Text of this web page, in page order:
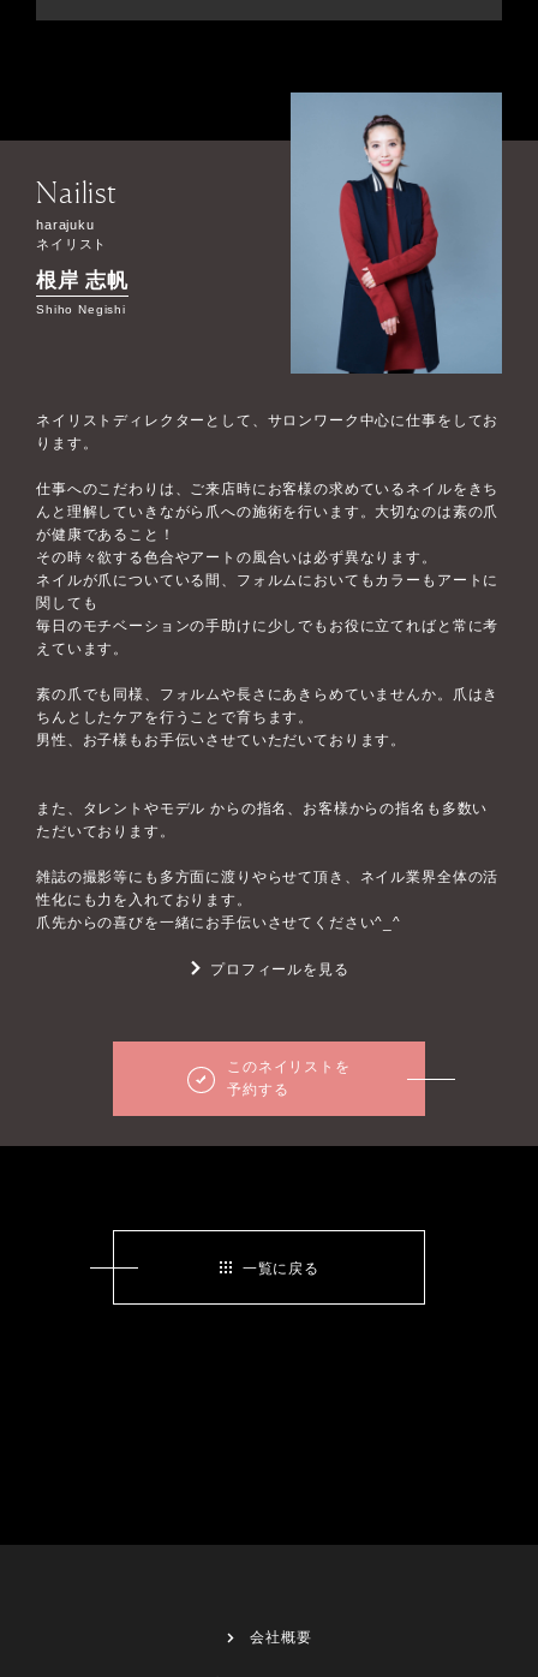
Nailist
harajuku
ネイリスト
根岸 志帆
Shiho Negishi
ネイリストディレクターとして、サロンワーク中心に仕事をしてお
ります。
仕事へのこだわりは、ご来店時にお客様の求めているネイルをきち
んと理解していきながら爪への施術を行います。大切なのは素の爪
が健康であること！
その時々欲する色合やアートの風合いは必ず異なります。
ネイルが爪についている間、フォルムにおいてもカラーもアートに
関しても
毎日のモチベーションの手助けに少しでもお役に立てればと常に考
えています。
素の爪でも同様、フォルムや長さにあきらめていませんか。爪はき
ちんとしたケアを行うことで育ちます。
男性、お子様もお手伝いさせていただいております。
また、タレントやモデル からの指名、お客様からの指名も多数い
ただいております。
雑誌の撮影等にも多方面に渡りやらせて頂き、ネイル業界全体の活
性化にも力を入れております。
爪先からの喜びを一緒にお手伝いさせてください^_^
プロフィールを見る
このネイリストを
予約する
一覧に戻る
会社概要